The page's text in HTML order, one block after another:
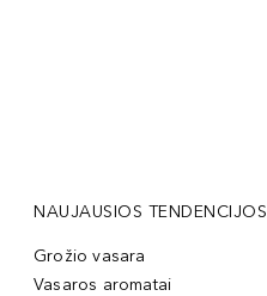
NAUJAUSIOS TENDENCIJOS
Grožio vasara
Vasaros aromatai